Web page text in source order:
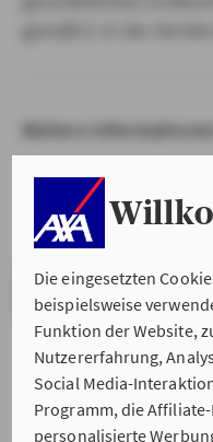
Die eingesetzten
beispielsweise
Funktion der Website,
Nutzererfahrung,
Social Media-
Programm, die
personalisierte
Weitere